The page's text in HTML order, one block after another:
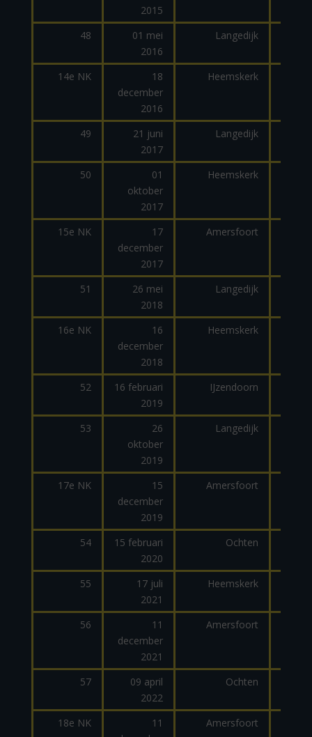
2015
48
01 mei
2016
Langedijk
14e NK
18
december
2016
Heemskerk
49
21 juni
2017
Langedijk
50
01
oktober
2017
Heemskerk
15e NK
17
december
2017
Amersfoort
51
26 mei
2018
Langedijk
16e NK
16
december
2018
Heemskerk
52
16 februari
2019
IJzendoorn
53
26
oktober
2019
Langedijk
17e NK
15
december
2019
Amersfoort
54
15 februari
2020
Ochten
55
17 juli
2021
Heemskerk
56
11
december
2021
Amersfoort
57
09 april
2022
Ochten
18e NK
11
Amersfoort